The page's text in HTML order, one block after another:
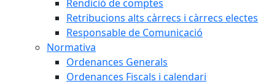
Rendició de comptes
Retribucions alts càrrecs i càrrecs electes
Responsable de Comunicació
Normativa
Ordenances Generals
Ordenances Fiscals i calendari